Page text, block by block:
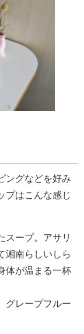
ングなどを好み
プはこんな感じ
スープ。アサリ
湘南らしいしら
体が温まる一杯
グレープフルー